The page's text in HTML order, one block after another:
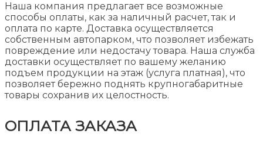
Наша компания предлагает все возможные
способы оплаты, как за наличный расчет, так и
оплата по карте. Доставка осуществляется
собственным автопарком, что позволяет избежать
повреждение или недостачу товара. Наша служба
доставки осуществляет по вашему желанию
подъем продукции на этаж (услуга платная), что
позволяет бережно поднять крупногабаритные
товары сохранив их целостность.
ОПЛАТА ЗАКАЗА